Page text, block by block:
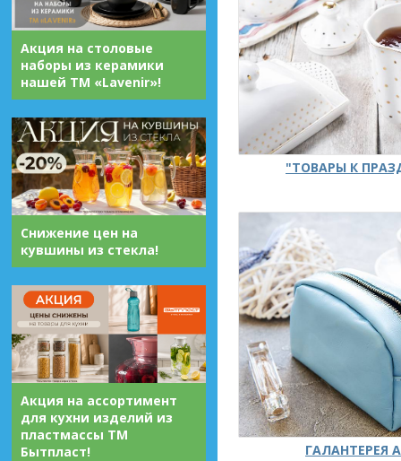
Акция на столовые
наборы из керамики
нашей ТМ «Lavenir»!
Снижение цен на
кувшины из стекла!
Акция на ассортимент
для кухни изделий из
пластмассы ТМ
Бытпласт!
"ТОВАРЫ К
ГАЛАНТЕРЕЯ